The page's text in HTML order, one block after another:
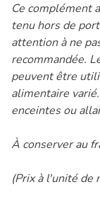
Ce complément
tenu hors de
attention à ne
recommandée.
peuvent être
alimentaire
enceintes ou
À conserver au
(Prix à l'unité